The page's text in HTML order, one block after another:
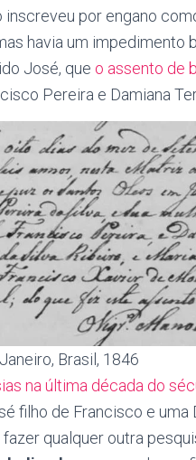
por engano
havia um impedimento
José, que o assento de
Pereira e Damiana
Brasil, 1846
na última década do
filho de Francisco e uma
qualquer outra